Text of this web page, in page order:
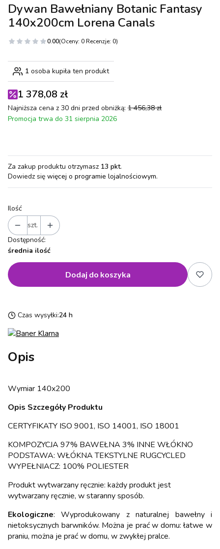
Dywan Bawełniany Botanic Fantasy
140x200cm Lorena Canals
0.00(Oceny: 0 Recenzje: 0)
1 osoba kupiła ten produkt
1 378,08 zł
Najniższa cena z 30 dni przed obniżką: 1 456,38 zł
Promocja trwa do 31 sierpnia 2026
Za zakup produktu otrzymasz 13 pkt.
Dowiedz się więcej o programie lojalnościowym.
Ilość
szt.
Dostępność:
średnia ilość
Dodaj do koszyka
Czas wysyłki:24 h
Opis
Wymiar 140x200
Opis Szczegóły Produktu
CERTYFIKATY ISO 9001, ISO 14001, ISO 18001
KOMPOZYCJA 97% BAWEŁNA 3% INNE WŁÓKNO
PODSTAWA: WŁÓKNA TEKSTYLNE RUGCYCLED
WYPEŁNIACZ: 100% POLIESTER
Produkt wytwarzany ręcznie: każdy produkt jest
wytwarzany ręcznie, w staranny sposób.
Ekologiczne: Wyprodukowany z naturalnej bawełny i
nietoksycznych barwników. Można je prać w domu: łatwe w
praniu, można je prać w domu, w zwykłej pralce.